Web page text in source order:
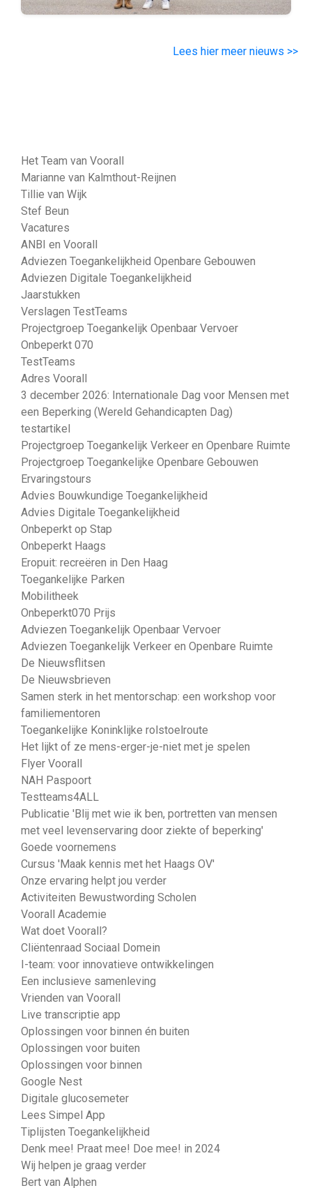
Lees hier meer nieuws >>
Het Team van Voorall
Marianne van Kalmthout-Reijnen
Tillie van Wijk
Stef Beun
Vacatures
ANBI en Voorall
Adviezen Toegankelijkheid Openbare Gebouwen
Adviezen Digitale Toegankelijkheid
Jaarstukken
Verslagen TestTeams
Projectgroep Toegankelijk Openbaar Vervoer
Onbeperkt 070
TestTeams
Adres Voorall
3 december 2026: Internationale Dag voor Mensen met
een Beperking (Wereld Gehandicapten Dag)
testartikel
Projectgroep Toegankelijk Verkeer en Openbare Ruimte
Projectgroep Toegankelijke Openbare Gebouwen
Ervaringstours
Advies Bouwkundige Toegankelijkheid
Advies Digitale Toegankelijkheid
Onbeperkt op Stap
Onbeperkt Haags
Eropuit: recreëren in Den Haag
Toegankelijke Parken
Mobilitheek
Onbeperkt070 Prijs
Adviezen Toegankelijk Openbaar Vervoer
Adviezen Toegankelijk Verkeer en Openbare Ruimte
De Nieuwsflitsen
De Nieuwsbrieven
Samen sterk in het mentorschap: een workshop voor
familiementoren
Toegankelijke Koninklijke rolstoelroute
Het lijkt of ze mens-erger-je-niet met je spelen
Flyer Voorall
NAH Paspoort
Testteams4ALL
Publicatie 'Blij met wie ik ben, portretten van mensen
met veel levenservaring door ziekte of beperking'
Goede voornemens
Cursus 'Maak kennis met het Haags OV'
Onze ervaring helpt jou verder
Activiteiten Bewustwording Scholen
Voorall Academie
Wat doet Voorall?
Cliëntenraad Sociaal Domein
I-team: voor innovatieve ontwikkelingen
Een inclusieve samenleving
Vrienden van Voorall
Live transcriptie app
Oplossingen voor binnen én buiten
Oplossingen voor buiten
Oplossingen voor binnen
Google Nest
Digitale glucosemeter
Lees Simpel App
Tiplijsten Toegankelijkheid
Denk mee! Praat mee! Doe mee! in 2024
Wij helpen je graag verder
Bert van Alphen